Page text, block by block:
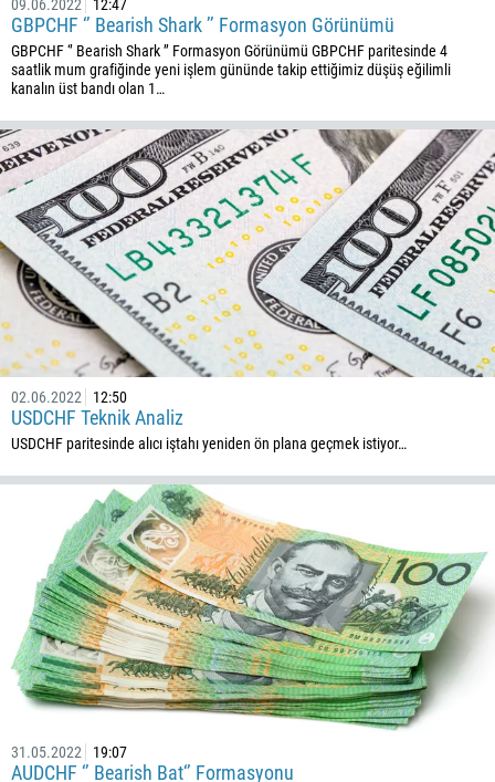
09.06.2022 12:47
GBPCHF ‘’ Bearish Shark ’’ Formasyon Görünümü
GBPCHF ‘’ Bearish Shark ’’ Formasyon Görünümü GBPCHF paritesinde 4
saatlik mum grafiğinde yeni işlem gününde takip ettiğimiz düşüş eğilimli
kanalın üst bandı olan 1…
02.06.2022 12:50
USDCHF Teknik Analiz
USDCHF paritesinde alıcı iştahı yeniden ön plana geçmek istiyor…
31.05.2022 19:07
AUDCHF ‘’ Bearish Bat‘’ Formasyonu